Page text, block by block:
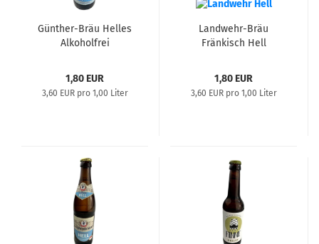
Günther-Bräu Helles
Alkoholfrei
1,80 EUR
3,60 EUR pro 1,00 Liter
Landwehr-Bräu
Fränkisch Hell
1,80 EUR
3,60 EUR pro 1,00 Liter